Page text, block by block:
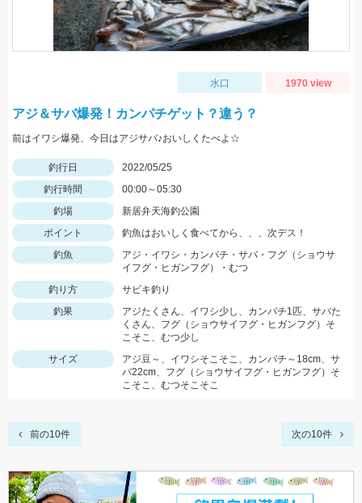
水口 1970 view
アジ＆サバ爆発！カンパチゲット？違う？
前はイワシ爆発、今日はアジサバ♪おいしくたべよ☆
釣行日
2022/05/25
釣行時間
00:00～05:30
釣場
新居弁天海釣公園
ポイント
釣魚はおいしく食べてから、、、次デス！
釣魚
アジ・イワシ・カンパチ・サバ・フグ（ショウサ
イフグ・ヒガンフグ）・むつ
釣り方
サビキ釣り
釣果
アジたくさん、イワシ少し、カンパチ1匹、サバた
くさん、フグ（ショウサイフグ・ヒガンフグ）そ
こそこ、むつ少し
サイズ
アジ豆～、イワシそこそこ、カンパチ～18cm、サ
バ22cm、フグ（ショウサイフグ・ヒガンフグ）そ
こそこ、むつそこそこ
前の10件 次の10件